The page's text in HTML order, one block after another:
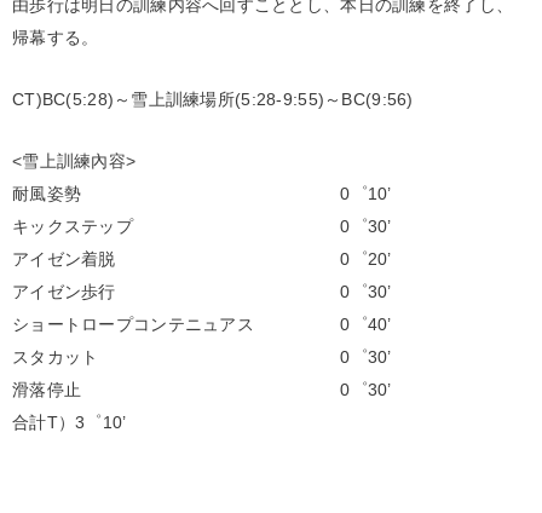
由歩行は明日の訓練内容へ回すこととし、本日の訓練を終了し、
帰幕する。
CT)BC(5:28)～雪上訓練場所(5:28-9:55)～BC(9:56)
<雪上訓練內容>
耐風姿勢 0゜10’
キックステップ 0゜30’
アイゼン着脱 0゜20’
アイゼン歩行 0゜30’
ショートロープコンテニュアス 0゜40’
スタカット 0゜30’
滑落停止 0゜30’
合計T）3゜10’